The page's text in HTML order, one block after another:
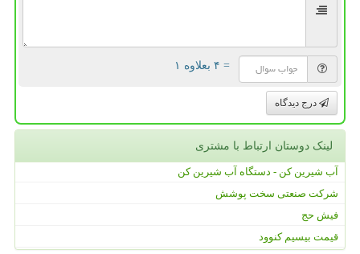
= ۴ بعلاوه ۱
درج دیدگاه
لینک دوستان ارتباط با مشتری
آب شیرین کن - دستگاه آب شیرین کن
شرکت صنعتی سخت پوشش
فیش حج
قیمت بیسیم کنوود